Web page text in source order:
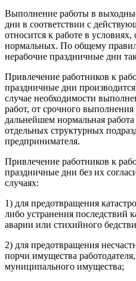
Выполнение работы в
дни в соответствии с
относится к работе в
нормальных. По общему
нерабочие праздничные дни
Привлечение работников к
праздничные дни
случае необходимости
работ, от срочного выполнения
дальнейшем нормальная
отдельных структурных
предпринимателя.
Привлечение работников к
праздничные дни без их
случаях:
1) для предотвращения
либо устранения последствий
аварии или стихийного
2) для предотвращения
порчи имущества
муниципального имущества;